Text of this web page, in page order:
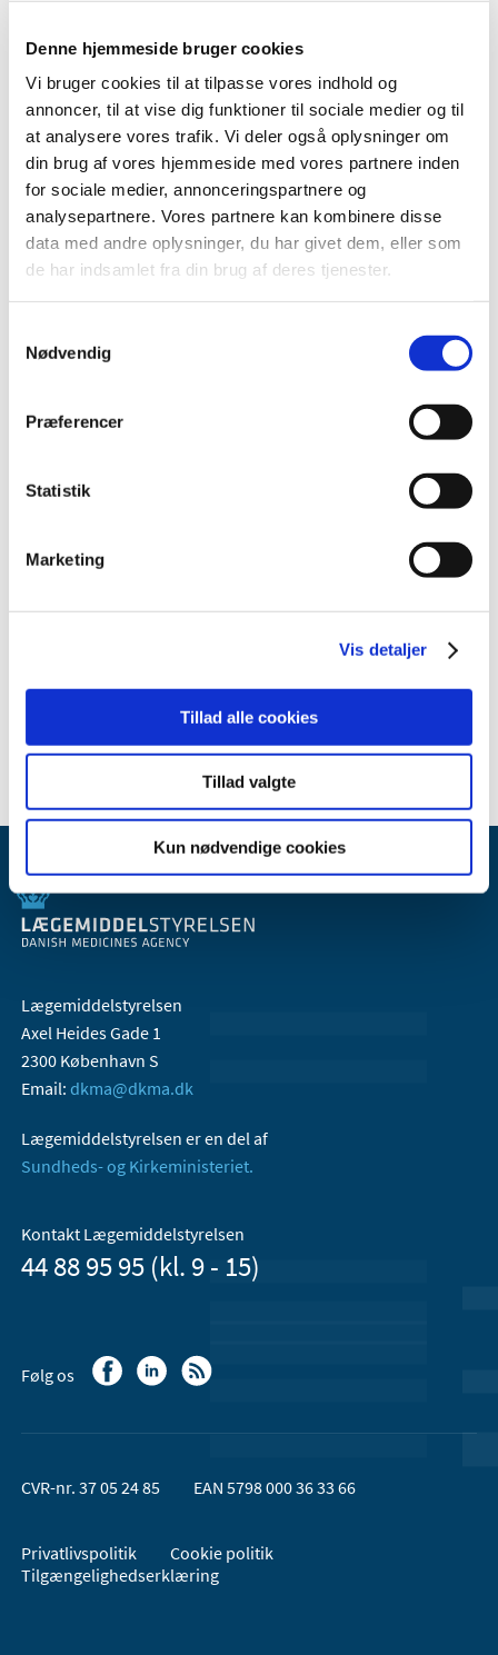
Denne hjemmeside bruger cookies
Vi bruger cookies til at tilpasse vores indhold og
annoncer, til at vise dig funktioner til sociale medier og til
at analysere vores trafik. Vi deler også oplysninger om
din brug af vores hjemmeside med vores partnere inden
for sociale medier, annonceringspartnere og
analysepartnere. Vores partnere kan kombinere disse
data med andre oplysninger, du har givet dem, eller som
de har indsamlet fra din brug af deres tjenester.
Nødvendig
Præferencer
Statistik
Marketing
Vis detaljer
Tillad alle cookies
Tillad valgte
Kun nødvendige cookies
2022 (3)
2021 (26)
december (1)
november (3)
oktober (2)
september (2)
august (1)
juli (4)
juni (6)
februar (1)
2020 (23)
2018 (7)
2016 (6)
Kontrol og inspektion af virksomheder, der fremstiller og
Lægemiddelstyrelsen
Axel Heides Gade 1
2300 København S
Email: dkma@dkma.dk
Lægemiddelstyrelsen er en del af
Sundheds- og Kirkeministeriet.
Kontakt Lægemiddelstyrelsen
44 88 95 95 (kl. 9 - 15)
Følg os
CVR-nr. 37 05 24 85 EAN 5798 000 36 33 66
Privatlivspolitik
Cookie politik
Tilgængelighedserklæring